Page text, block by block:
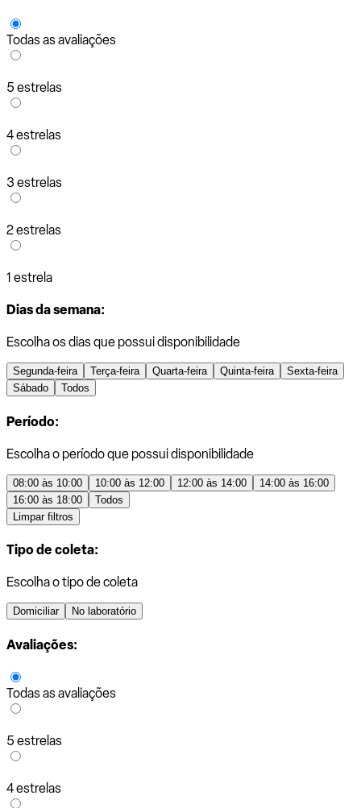
Todas as avaliações
5 estrelas
4 estrelas
3 estrelas
2 estrelas
1 estrela
Dias da semana:
Escolha os dias que possui disponibilidade
Segunda-feira Terça-feira Quarta-feira Quinta-feira
Sexta-feira
Sábado
Todos
Período:
Escolha o período que possui disponibilidade
08:00 às 10:00 10:00 às 12:00 12:00 às 14:00
14:00 às 16:00
16:00 às 18:00
Todos
Limpar filtros
Tipo de coleta:
Escolha o tipo de coleta
Domiciliar No laboratório
Avaliações:
Todas as avaliações
5 estrelas
4 estrelas